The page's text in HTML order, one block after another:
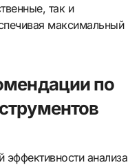
так и
максимальный
по
анализа